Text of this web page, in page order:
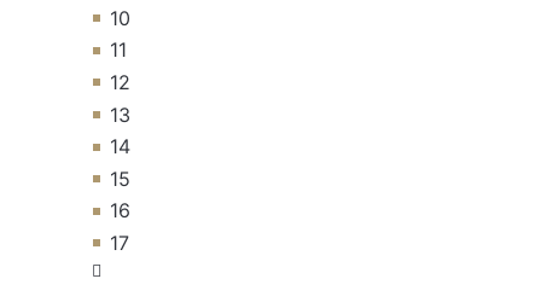
10
11
12
13
14
15
16
17